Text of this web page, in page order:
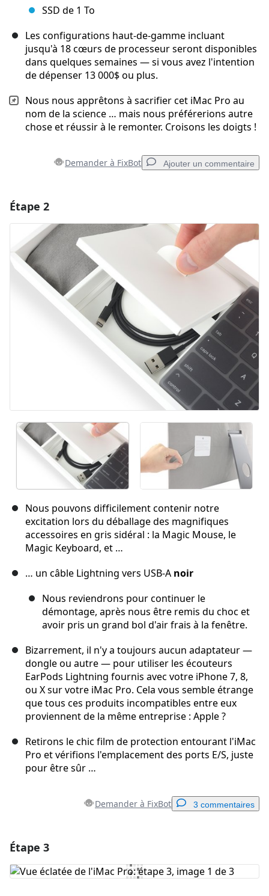
SSD de 1 To
Les configurations haut-de-gamme incluant
jusqu'à 18 cœurs de processeur seront disponibles
dans quelques semaines — si vous avez l'intention
de dépenser 13 000$ ou plus.
Nous nous apprêtons à sacrifier cet iMac Pro au
nom de la science … mais nous préférerions autre
chose et réussir à le remonter. Croisons les doigts !
Demander à FixBot Ajouter un commentaire
Ajouter un commentaire
Annuler
Étape 2
Nous pouvons difficilement contenir notre
excitation lors du déballage des magnifiques
accessoires en gris sidéral : la Magic Mouse, le
Magic Keyboard, et …
… un câble Lightning vers USB-A noir
Nous reviendrons pour continuer le
démontage, après nous être remis du choc et
avoir pris un grand bol d'air frais à la fenêtre.
Bizarrement, il n'y a toujours aucun adaptateur —
dongle ou autre — pour utiliser les écouteurs
EarPods Lightning fournis avec votre iPhone 7, 8,
ou X sur votre iMac Pro. Cela vous semble étrange
que tous ces produits incompatibles entre eux
proviennent de la même entreprise : Apple ?
Retirons le chic film de protection entourant l'iMac
Pro et vérifions l'emplacement des ports E/S, juste
pour être sûr …
Demander à FixBot 3 commentaires
Ajouter un commentaire
Étape 3